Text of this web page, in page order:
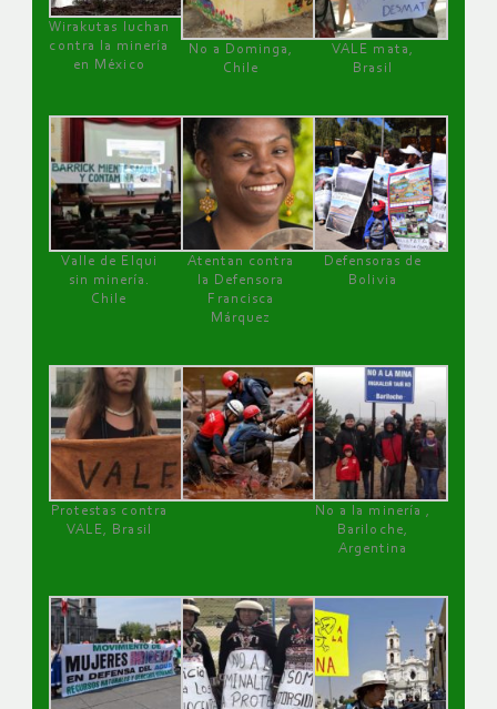
Wirakutas luchan
contra la minería
en México
No a Dominga,
Chile
VALE mata,
Brasil
Valle de Elqui
sin minería.
Chile
Atentan contra
la Defensora
Francisca
Márquez
Defensoras de
Bolivia
Protestas contra
VALE, Brasil
No a la minería ,
Bariloche,
Argentina